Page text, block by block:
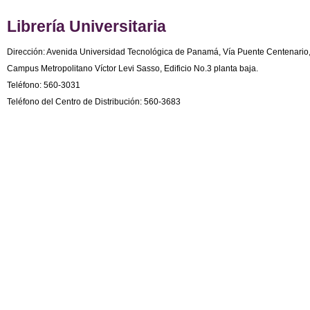
Librería Universitaria
Dirección: Avenida Universidad Tecnológica de Panamá, Vía Puente Centenario,
Campus Metropolitano Víctor Levi Sasso, Edificio No.3 planta baja.
Teléfono: 560-3031
Teléfono del Centro de Distribución: 560-3683